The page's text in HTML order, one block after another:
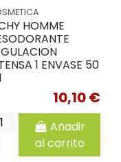
HOMME
1 ENVASE 50
10,10 €
Añadir
al carrito